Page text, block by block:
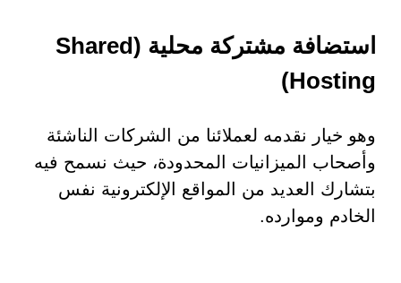
استضافة مشتركة محلية (Shared
Hosting)
وهو خيار نقدمه لعملائنا من الشركات الناشئة
وأصحاب الميزانيات المحدودة، حيث نسمح فيه
بتشارك العديد من المواقع الإلكترونية نفس
الخادم وموارده.